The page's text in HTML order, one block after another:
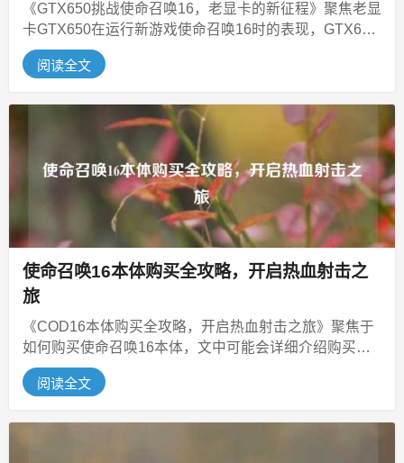
《GTX650挑战使命召唤16，老显卡的新征程》聚焦老显
卡GTX650在运行新游戏使命召唤16时的表现，GTX650
曾是颇具影响...
阅读全文
使命召唤16本体购买全攻略，开启热血射击之
旅
《COD16本体购买全攻略，开启热血射击之旅》聚焦于
如何购买使命召唤16本体，文中可能会详细介绍购买渠
道，比如官方平台及相关操作...
阅读全文